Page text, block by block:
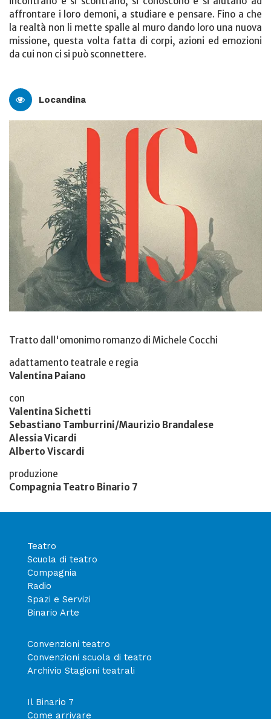
affrontare i loro demoni, a studiare e pensare. Fino a che
la realtà non li mette spalle al muro dando loro una nuova
missione, questa volta fatta di corpi, azioni ed emozioni
da cui non ci si può sconnettere.
Locandina
Tratto dall'omonimo romanzo di Michele Cocchi
adattamento teatrale e regia
Valentina Paiano
con
Valentina Sichetti
Sebastiano Tamburrini/Maurizio Brandalese
Alessia Vicardi
Alberto Viscardi
produzione
Compagnia Teatro Binario 7
Teatro
Scuola di teatro
Compagnia
Radio
Spazi e Servizi
Binario Arte
Convenzioni teatro
Convenzioni scuola di teatro
Archivio Stagioni teatrali
Il Binario 7
Come arrivare